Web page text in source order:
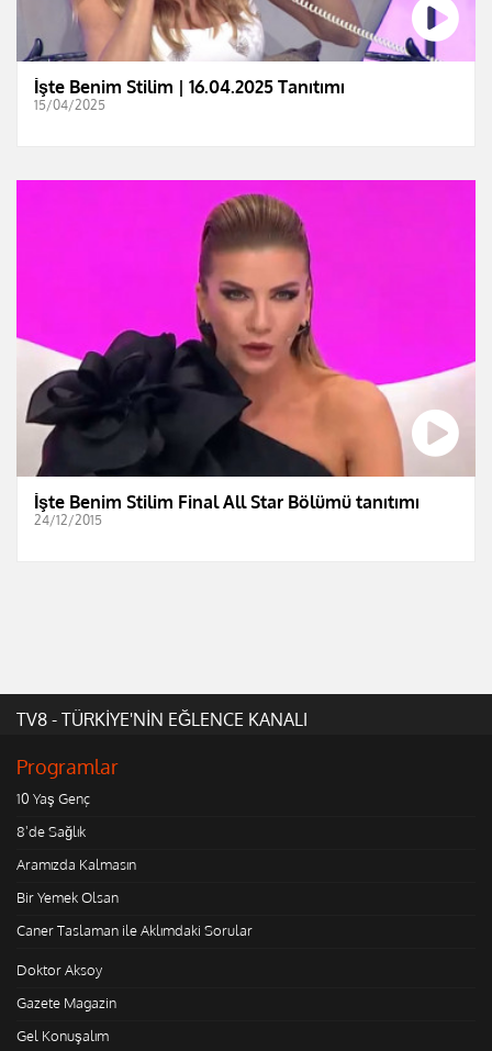
İşte Benim Stilim | 16.04.2025 Tanıtımı
15/04/2025
İşte Benim Stilim Final All Star Bölümü tanıtımı
24/12/2015
TV8 - TÜRKİYE'NİN EĞLENCE KANALI
Programlar
10 Yaş Genç
8'de Sağlık
Aramızda Kalmasın
Bir Yemek Olsan
Caner Taslaman ile Aklımdaki Sorular
Doktor Aksoy
Gazete Magazin
Gel Konuşalım